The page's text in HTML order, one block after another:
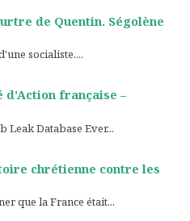
de Quentin. Ségolène
socialiste....
d’Action française –
Leak Database Ever...
chrétienne contre les
que la France était...